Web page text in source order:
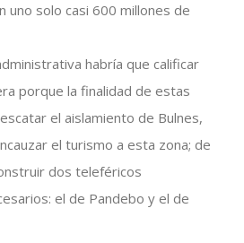
uno solo casi 600 millones de
habría que calificar
porque la finalidad de estas
el aislamiento de Bulnes,
el turismo a esta zona; de
dos teleféricos
el de Pandebo y el de